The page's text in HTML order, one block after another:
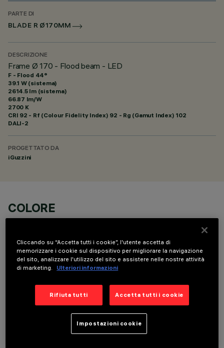
PARTE DI
BLADE R Ø170MM
DESCRIZIONE
Frame Ø 170 - Flood beam - LED
F - Flood 44°
39.1 W (sistema)
2614.5 lm (sistema)
66.87 lm/W
2700 K
CRI 92 - Rf (Colour Fidelity Index) 92 - Rg (Gamut Index) 102
DALI-2
PROGETTATO DA
iGuzzini
COLORE
Cliccando su “Accetta tutti i cookie”, l'utente accetta di
memorizzare i cookie sul dispositivo per migliorare la navigazione
del sito, analizzare l'utilizzo del sito e assistere nelle nostre attività
di marketing.
Ulteriori informazioni
Rifiuta tutti Accetta tutti i cookie
Impostazioni cookie